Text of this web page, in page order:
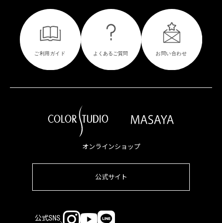
オンラインショップ
公式サイト
公式SNS